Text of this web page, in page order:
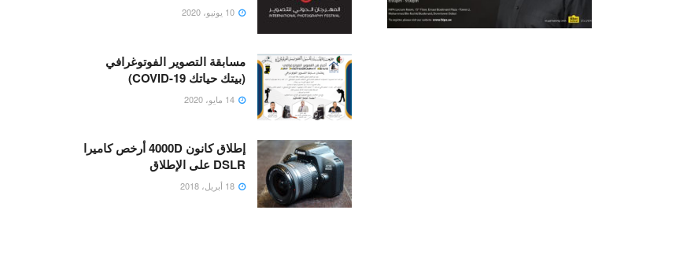
مسابقة التصوير الفوتوغرافي
(بيتك حياتك COVID-19)
إطلاق كانون 4000D أرخص كاميرا
DSLR على الإطلاق